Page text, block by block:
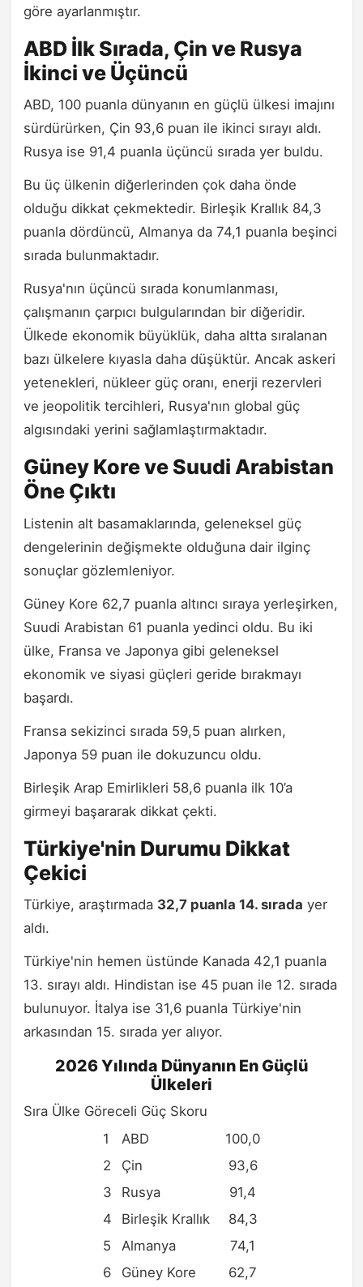
göre ayarlanmıştır.
ABD İlk Sırada, Çin ve Rusya
İkinci ve Üçüncü
ABD, 100 puanla dünyanın en güçlü ülkesi imajını
sürdürürken, Çin 93,6 puan ile ikinci sırayı aldı.
Rusya ise 91,4 puanla üçüncü sırada yer buldu.
Bu üç ülkenin diğerlerinden çok daha önde
olduğu dikkat çekmektedir. Birleşik Krallık 84,3
puanla dördüncü, Almanya da 74,1 puanla beşinci
sırada bulunmaktadır.
Rusya'nın üçüncü sırada konumlanması,
çalışmanın çarpıcı bulgularından bir diğeridir.
Ülkede ekonomik büyüklük, daha altta sıralanan
bazı ülkelere kıyasla daha düşüktür. Ancak askeri
yetenekleri, nükleer güç oranı, enerji rezervleri
ve jeopolitik tercihleri, Rusya'nın global güç
algısındaki yerini sağlamlaştırmaktadır.
Güney Kore ve Suudi Arabistan
Öne Çıktı
Listenin alt basamaklarında, geleneksel güç
dengelerinin değişmekte olduğuna dair ilginç
sonuçlar gözlemleniyor.
Güney Kore 62,7 puanla altıncı sıraya yerleşirken,
Suudi Arabistan 61 puanla yedinci oldu. Bu iki
ülke, Fransa ve Japonya gibi geleneksel
ekonomik ve siyasi güçleri geride bırakmayı
başardı.
Fransa sekizinci sırada 59,5 puan alırken,
Japonya 59 puan ile dokuzuncu oldu.
Birleşik Arap Emirlikleri 58,6 puanla ilk 10’a
girmeyi başararak dikkat çekti.
Türkiye'nin Durumu Dikkat
Çekici
Türkiye, araştırmada 32,7 puanla 14. sırada yer
aldı.
Türkiye'nin hemen üstünde Kanada 42,1 puanla
13. sırayı aldı. Hindistan ise 45 puan ile 12. sırada
bulunuyor. İtalya ise 31,6 puanla Türkiye'nin
arkasından 15. sırada yer alıyor.
2026 Yılında Dünyanın En Güçlü
Ülkeleri
Sıra Ülke Göreceli Güç Skoru
1
ABD
100,0
2
Çin
93,6
3
Rusya
91,4
4
Birleşik Krallık
84,3
5
Almanya
74,1
6
Güney Kore 62,7